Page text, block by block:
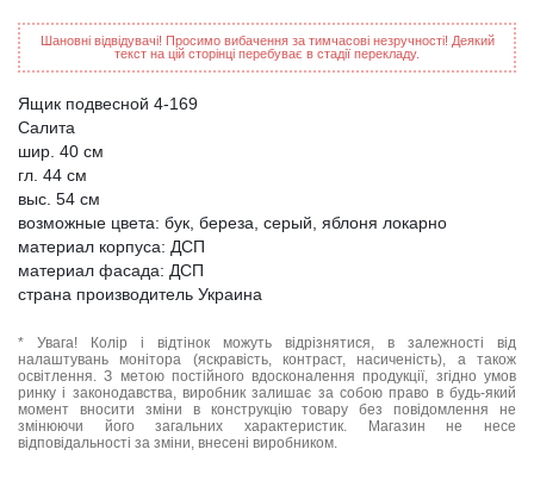
Шановні відвідувачі! Просимо вибачення за тимчасові незручності! Деякий
текст на цій сторінці перебуває в стадії перекладу.
Ящик подвесной 4-169
Салита
шир. 40 см
гл. 44 см
выс. 54 см
возможные цвета: бук, береза, серый, яблоня локарно
материал корпуса: ДСП
материал фасада: ДСП
страна производитель Украина
* Увага! Колір і відтінок можуть відрізнятися, в залежності від
налаштувань монітора (яскравість, контраст, насиченість), а також
освітлення. З метою постійного вдосконалення продукції, згідно умов
ринку і законодавства, виробник залишає за собою право в будь-який
момент вносити зміни в конструкцію товару без повідомлення не
змінюючи його загальних характеристик. Магазин не несе
відповідальності за зміни, внесені виробником.